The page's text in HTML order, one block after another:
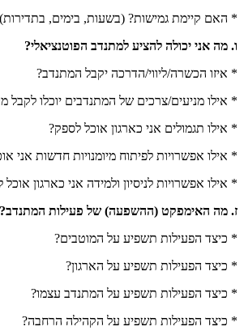
* האם קיימת גמישות? (בשעות, בימים, בתדירות)
ו. מה אני יכולה להציע למתנדב הפוטנציאלי?
* איזו הכשרה/ליווי/הדרכה יקבל המתנדב?
* אילו מניעים/צרכים של המתנדבים יוכלו
* אילו תגמולים אני כארגון אוכל לספק?
* אילו אפשרויות לפיתוח מיומנויות חדשות אני
* אילו אפשרויות לניסיון ולמידה אני כארגון
ז. מה האימפקט (ההשפעה) של פעילות המתנדב?
* כיצד הפעילות תשפיע על המוטבים?
* כיצד הפעילות תשפיע על הארגון?
* כיצד הפעילות תשפיע על המתנדב עצמו?
* כיצד הפעילות תשפיע על הקהילה הרחבה?